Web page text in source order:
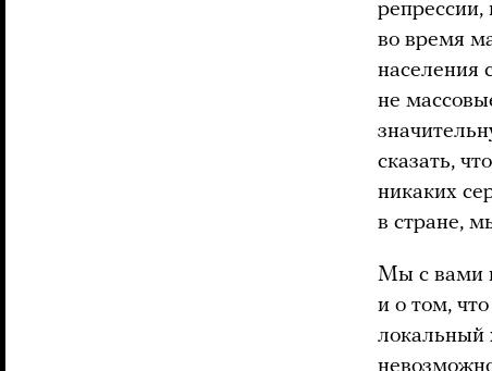
во время
населения
не
сказать,
никаких
в стране,
Мы с вами
и о том,
локальный